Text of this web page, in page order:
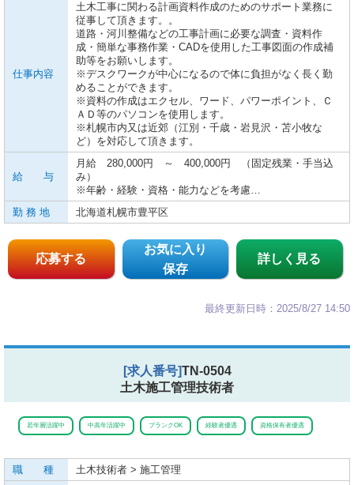
仕事内容
土木工事に関わる計画資料作成のためのサポート業務に
従事して頂きます。。
道路・河川整備などの工事計画に必要な調査・資料作
成・簡単な事務作業・CADを使用した工事図面の作成補
助等をお願いします。
※デスクワークが中心になるので体に負担がなく長く勤
めることができます。
※資料の作成はエクセル、ワード、パワーポイント、Ｃ
ＡＤ等のパソコンを使用します。
※札幌市内又は近郊（江別・千歳・岩見沢・苫小牧な
ど）を対応して頂きます。
給 与
月給 280,000円 ～ 400,000円 （固定残業・手当込
み）
※年齢・経験・資格・能力などを考慮…
勤 務 地
北海道札幌市豊平区
応募する
お気に入り
保存
詳しく見る
最終更新日時：2025/8/27 14:50
[求人番号]TN-0504
土木施工管理技術者
若年層活躍中 中高年活躍中 ブランクOK 経験者優遇 資格保有者優遇
職 種 土木技術者 > 施工管理